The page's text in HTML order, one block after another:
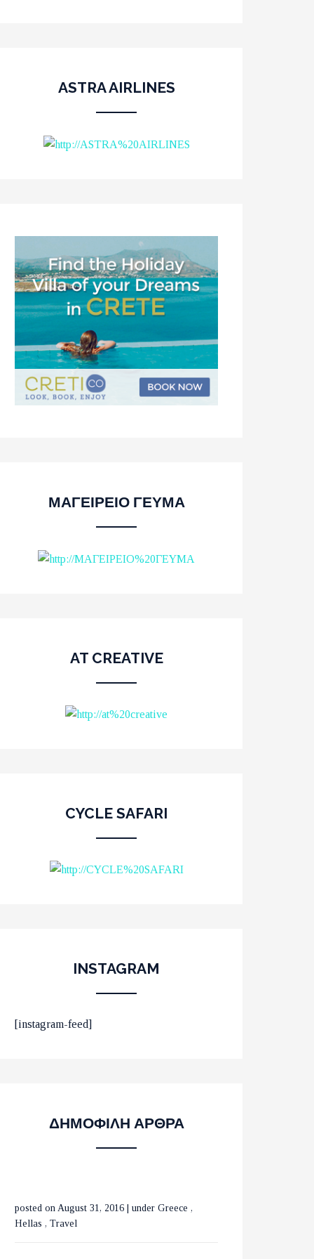
ASTRA AIRLINES
ΜΑΓΕΙΡΕΙΟ ΓΕΥΜΑ
AT CREATIVE
CYCLE SAFARI
INSTAGRAM
[instagram-feed]
ΔΗΜΟΦΙΛΗ ΑΡΘΡΑ
ΟΙ 10 ΟΜΟΡΦΟΤΕΡΕΣ
posted on August 31, 2016 under Greece ,
Hellas , Travel
ΜΕ ΤΡΕΝΑ ΣΕ ΒΕΛΓΙΟ
ΟΙ ΚΑΤΑΡΡΑΚΤΕΣ ΤΗΣ